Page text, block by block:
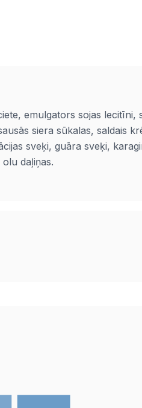
emulgators sojas lecitīni,
siera sūkalas, saldais
sveķi, guāra sveķi,
daļiņas.